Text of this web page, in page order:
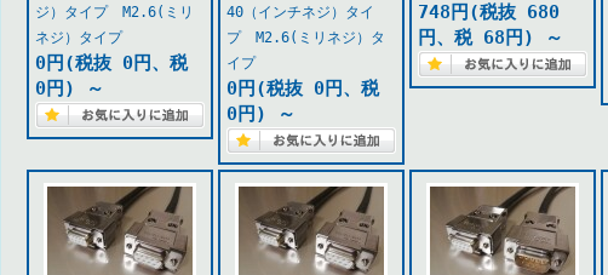
ジ）タイプ M2.6(ミリ
ネジ）タイプ
0円(税抜 0円、税
0円)
～
40（インチネジ）タイ
プ M2.6(ミリネジ）タ
イプ
0円(税抜 0円、税
0円)
～
748円(税抜 680
円、税 68円)
～